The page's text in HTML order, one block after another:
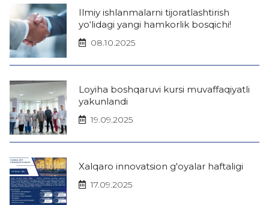
Ilmiy ishlanmalarni tijoratlashtirish
yo‘lidagi yangi hamkorlik bosqichi!
08.10.2025
Loyiha boshqaruvi kursi muvaffaqiyatli
yakunlandi
19.09.2025
Xalqaro innovatsion g'oyalar haftaligi
17.09.2025